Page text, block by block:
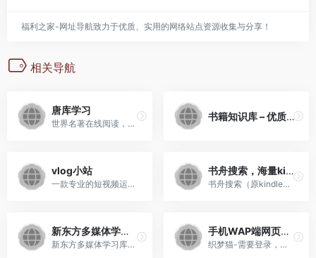
福利之家-网址导航致力于优质、实用的网络站点资源收集与分享！
相关导航
唐库学习
世界名著在线阅读，英汉对照，唐库分级阅读，长难句分析，双语逐句朗读，适合影子跟读法学习
书籍知识库 – 优质mobi,azw3,TXT,PDF,epub格式电子书分享站
vlog小站
一款专业的短视频运营交流平台
书舟搜索，海量kindle电子书分享书舟搜索（kindle吧） – 免费的书舟搜索
书舟搜索（原kindle吧）为kin...
新东方多媒体学习库
新东方多媒体学习库是由新东方在线推出的“一站式”学习平台，该平台专为广大师生提供丰富、优质的新东方原汁原味培训课程，让广大师生能够尽享新东方激情、幽默教学风格的魅力，获得卓越的在线互动式学习体验，是广大师生考试、出国、充电、求职的首选学习资源。
手机WAP端网页模板下载
织梦猫-需要登录，登录后免费下载，每日限量3个